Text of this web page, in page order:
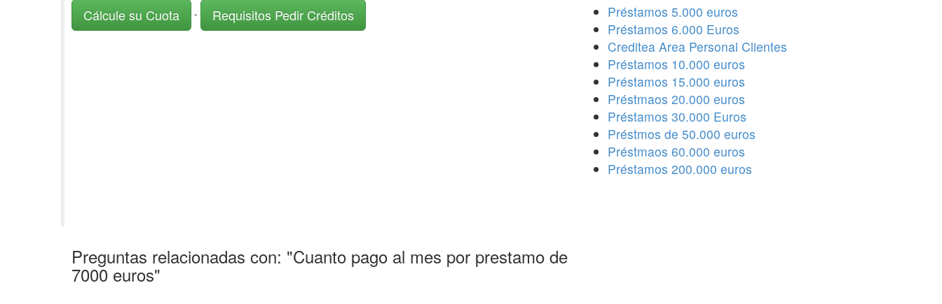
Cálcule su Cuota - Requisitos Pedir Créditos
Preguntas relacionadas con: "Cuanto pago al mes por prestamo de
7000 euros"
Préstamos 5.000 euros
Préstamos 6.000 Euros
Creditea Area Personal Clientes
Préstamos 10.000 euros
Préstamos 15.000 euros
Préstmaos 20.000 euros
Préstamos 30.000 Euros
Préstmos de 50.000 euros
Préstmaos 60.000 euros
Préstamos 200.000 euros